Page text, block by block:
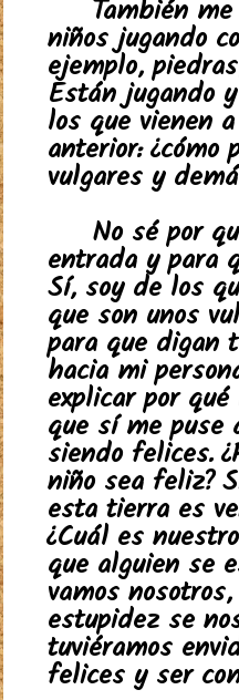
También
niños jugando
ejemplo,
Están jugando
los que vienen
anterior: ¿cómo
vulgares y
No sé por
entrada y para
Sí, soy de los
que son unos
para que digan
hacia mi
explicar por
que sí me puse
siendo felices.
niño sea feliz?
esta tierra es
¿Cuál es
que alguien se
vamos
estupidez se
tuviéramos
felices y ser